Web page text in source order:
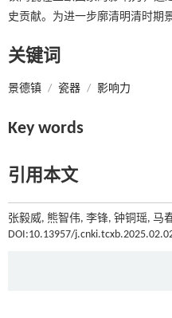
史贡献。为进一步廓清明清时期
关键词
景德镇 / 瓷器 / 影响力
Key words
引用本文
张毅威, 熊智伟, 李锋, 钟铜瑶, 马
DOI:10.13957/